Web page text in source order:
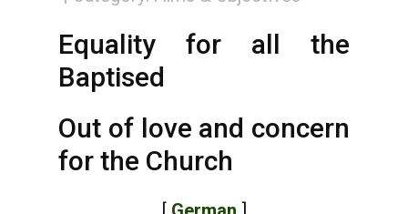
Equality for all the
Baptised
Out of love and concern
for the Church